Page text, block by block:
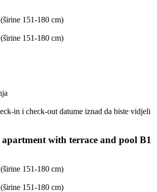
151-180 cm)
151-180 cm)
in i check-out datume iznad da biste vidjeli
with terrace and pool B1
151-180 cm)
151-180 cm)